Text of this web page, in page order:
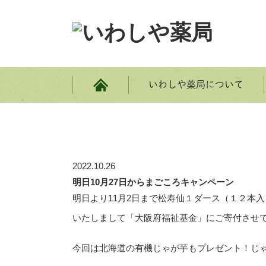
ホーム
いわしや薬局について
2022.10.26
明日10月27日からまごころキャンペーン
明日より11月2日まで松寿仙１ダース（１２本
いたしまして「大阪府福祉基金」にご寄付させ
今回は北海道の有機じゃが芋もプレゼント！じ